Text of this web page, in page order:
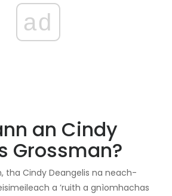
ad
an Cindy
Grossman?
tha Cindy Deangelis na neach-
a ’ruith a gnìomhachas